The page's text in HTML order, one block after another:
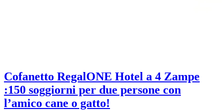
Cofanetto RegalONE Hotel a 4 Zampe
:150 soggiorni per due persone con
l’amico cane o gatto!